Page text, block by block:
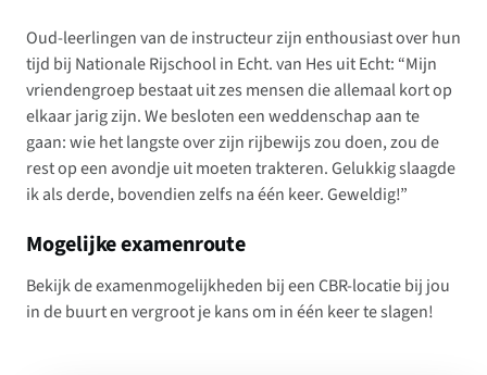
Oud-leerlingen van de instructeur zijn enthousiast over hun
tijd bij Nationale Rijschool in Echt. van Hes uit Echt: “Mijn
vriendengroep bestaat uit zes mensen die allemaal kort op
elkaar jarig zijn. We besloten een weddenschap aan te
gaan: wie het langste over zijn rijbewijs zou doen, zou de
rest op een avondje uit moeten trakteren. Gelukkig slaagde
ik als derde, bovendien zelfs na één keer. Geweldig!”
Mogelijke examenroute
Bekijk de examenmogelijkheden bij een CBR-locatie bij jou
in de buurt en vergroot je kans om in één keer te slagen!